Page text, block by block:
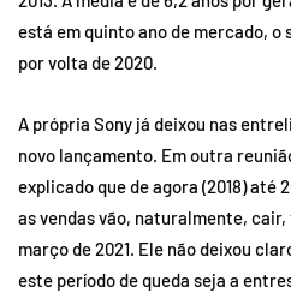
está em quinto ano de mercado, o
por volta de 2020.
A própria Sony já deixou nas
novo lançamento. Em outra
explicado que de agora (2018) até
as vendas vão, naturalmente,
março de 2021. Ele não deixou
este período de queda seja a